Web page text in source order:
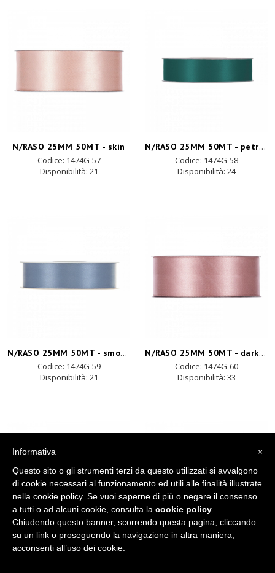
N/RASO 25MM 50MT - skin
Codice: 1474G-57
Disponibilità: 21
N/RASO 25MM 50MT - petroleum blue
Codice: 1474G-58
Disponibilità: 24
N/RASO 25MM 50MT - smokey blue
Codice: 1474G-59
Disponibilità: 21
N/RASO 25MM 50MT - dark pink
Codice: 1474G-60
Disponibilità: 33
×
Informativa
Questo sito o gli strumenti terzi da questo utilizzati si avvalgono
di cookie necessari al funzionamento ed utili alle finalità illustrate
nella cookie policy. Se vuoi saperne di più o negare il consenso
a tutti o ad alcuni cookie, consulta la cookie policy
Chiudendo questo banner, scorrendo questa pagina, cliccando
su un link o proseguendo la navigazione in altra maniera,
acconsenti all’uso dei cookie.